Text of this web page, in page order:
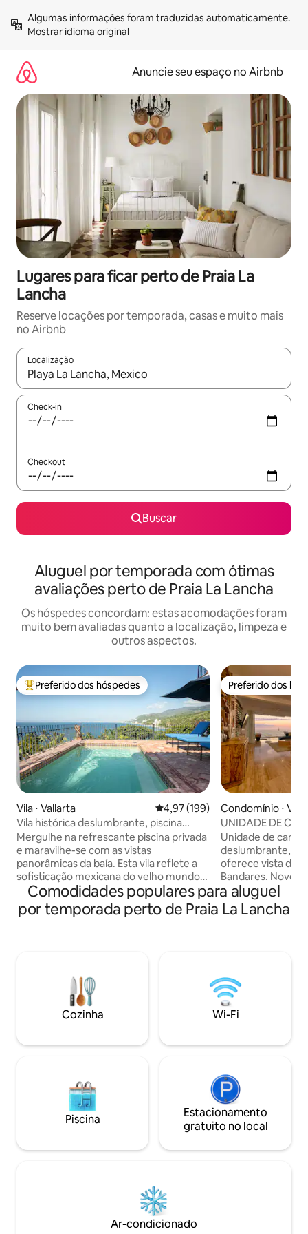
para
Mostrar idioma original
Anuncie seu espaço no Airbnb
Lugares para ficar perto de Praia La
Lancha
Reserve locações por temporada, casas e muito mais
no Airbnb
Localização
Quando os resultados estiverem disponíveis, explore-os
Check-in
Checkout
Buscar
Aluguel por temporada com ótimas
avaliações perto de Praia La Lancha
Os hóspedes concordam: estas acomodações foram
muito bem avaliadas quanto a localização, limpeza e
outros aspectos.
Entre os melhores preferidos dos hóspedes
Preferido dos hóspedes
Vila ⋅ Vallarta 4,97 de uma avaliação média de
4,97 (199)
Vila histórica deslumbrante, piscina
privativa e vista de 280°
Mergulhe na refrescante piscina privada
e maravilhe-se com as vistas
panorâmicas da baía. Esta vila reflete a
sofisticação mexicana do velho mundo
com vigas de madeira expostas, azulejos
pintados à mão e antiguidades coloniais
ao lado de comodidades
e a coleção de vilas são amplamente
reconhecidas como sendo algumas das
melhores que PV tem a oferecer devido
à localização incomparável e aos lindos
enclave de vilas. Este é o autêntico litoral
paraíso e lar longe de casa, e temos
muito orgulho em compartilhá-lo com os
nossos hóspedes! A vila é sua! De frente
para trás e de cima para baixo! Estou
também um gerente de propriedade
serviços de manutenção regulares.
Como resultado, qualquer problema que
surja normalmente pode ser tratado
rapidamente pela nossa equipe local.
Preferido dos
Preferido dos
Condomínio ⋅
UNIDADE DE
FRENTE DE
Unidade de
deslumbrante, 2
oferece vista
Bandares. Novo
estilo resort que
grandes,
cobertura,
do centro de PV e
Muertos.
transporte do
supermercado,
mais...
Comodidades populares para aluguel
por temporada perto de Praia La Lancha
Cozinha Wi-Fi
Piscina
Estacionamento
gratuito no local
Ar-condicionado